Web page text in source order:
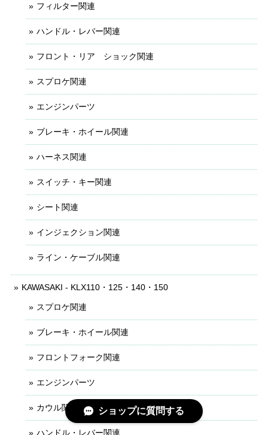
フィルター関連
ハンドル・レバー関連
フロント・リア ショック関連
スプロケ関連
エンジンパーツ
ブレーキ・ホイール関連
ハーネス関連
スイッチ・キー関連
シート関連
インジェクション関連
ライン・ケーブル関連
KAWASAKI - KLX110・125・140・150
スプロケ関連
ブレーキ・ホイール関連
フロントフォーク関連
エンジンパーツ
カウル関連
ハンドル・レバー関連
ショップに質問する